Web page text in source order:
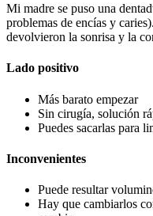
Mi madre se puso una
problemas de encías y
devolvieron la sonrisa y la
Lado positivo
Más barato empezar
Sin cirugía, solución
Puedes sacarlas para
Inconvenientes
Puede resultar
Hay que cambiarlos